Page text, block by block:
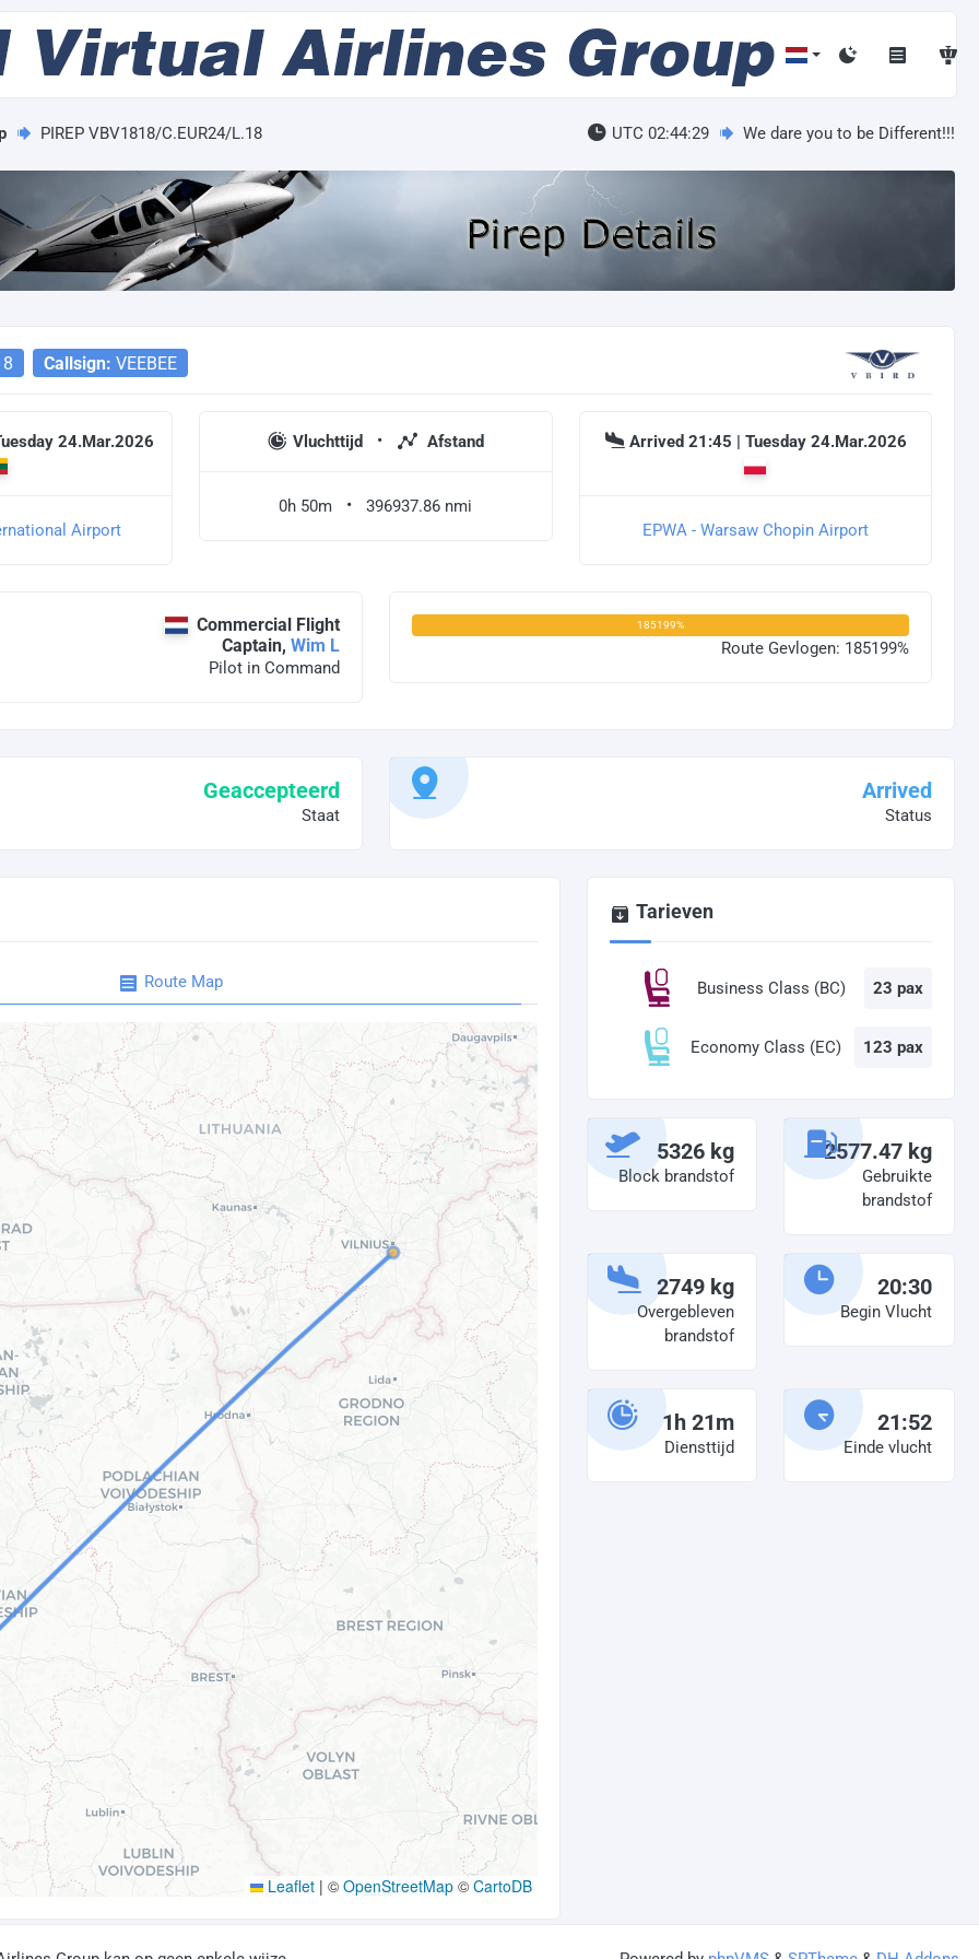
PIREP VBV1818/C.EUR24/L.18 UTC 02:44:30 We dare you to be Different!!!
Callsign: VEEBEE
24.Mar.2026
Airport
Vluchttijd Afstand
0h 50m 396937.86 nmi
Arrived 21:45 | Tuesday 24.Mar.2026
EPWA - Warsaw Chopin Airport
Commercial Flight
Captain, Wim L
Pilot in Command
185199%
Route Gevlogen: 185199%
Geaccepteerd
Staat
Arrived
Status
Route Map
Leaflet | © OpenStreetMap© CartoDB
Tarieven
Business Class (BC) 23 pax
Economy Class (EC) 123 pax
5326 kg
Block brandstof
2577.47 kg
Gebruikte
brandstof
2749 kg
Overgebleven
brandstof
20:30
Begin Vlucht
1h 21m
Diensttijd
21:52
Einde vlucht